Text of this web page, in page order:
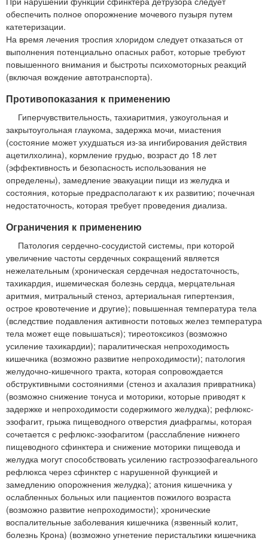
обеспечить полное опорожнение мочевого пузыря путем
катетеризации.
На время лечения троспия хлоридом следует отказаться от
выполнения потенциально опасных работ, которые требуют
повышенного внимания и быстроты психомоторных реакций
(включая вождение автотранспорта).
Противопоказания к применению
Гиперчувствительность, тахиаритмия, узкоугольная и
закрытоугольная глаукома, задержка мочи, миастения
(состояние может ухудшаться из-за ингибирования действия
ацетилхолина), кормление грудью, возраст до 18 лет
(эффективность и безопасность использования не
определены), замедление эвакуации пищи из желудка и
состояния, которые предрасполагают к их развитию; почечная
недостаточность, которая требует проведения диализа.
Ограничения к применению
Патология сердечно-сосудистой системы, при которой
увеличение частоты сердечных сокращений является
нежелательным (хроническая сердечная недостаточность,
тахикардия, ишемическая болезнь сердца, мерцательная
аритмия, митральный стеноз, артериальная гипертензия,
острое кровотечение и другие); повышенная температура тела
(вследствие подавления активности потовых желез температура
тела может еще повышаться); тиреотоксикоз (возможно
усиление тахикардии); паралитическая непроходимость
кишечника (возможно развитие непроходимости); патология
желудочно-кишечного тракта, которая сопровождается
обструктивными состояниями (стеноз и ахалазия привратника)
(возможно снижение тонуса и моторики, которые приводят к
задержке и непроходимости содержимого желудка); рефлюкс-
эзофагит, грыжа пищеводного отверстия диафрагмы, которая
сочетается с рефлюкс-эзофагитом (расслабление нижнего
пищеводного сфинктера и снижение моторики пищевода и
желудка могут способствовать усилению гастроэзофагеального
рефлюкса через сфинктер с нарушенной функцией и
замедлению опорожнения желудка); атония кишечника у
ослабленных больных или пациентов пожилого возраста
(возможно развитие непроходимости); хронические
воспалительные заболевания кишечника (язвенный колит,
болезнь Крона) (возможно угнетение перистальтики кишечника